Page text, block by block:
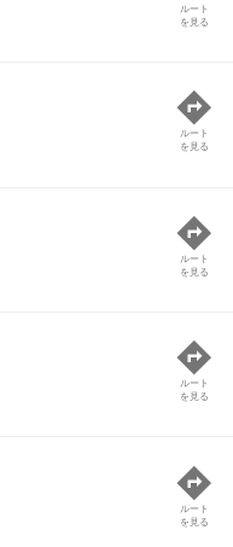
ルート
を見る
ルート
を見る
ルート
を見る
ルート
を見る
ルート
を見る